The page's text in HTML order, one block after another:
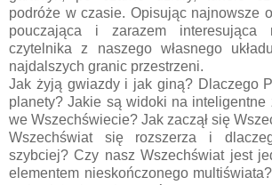
podróże w czasie. Opisując najnowsze
pouczająca i zarazem interesująca
czytelnika z naszego własnego
najdalszych granic przestrzeni.
Jak żyją gwiazdy i jak giną? Dlaczego
planety? Jakie są widoki na inteligentne
we Wszechświecie? Jak zaczął się
Wszechświat się rozszerza i
szybciej? Czy nasz Wszechświat jest
elementem nieskończonego